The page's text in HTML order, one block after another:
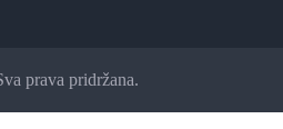
prava pridržana.